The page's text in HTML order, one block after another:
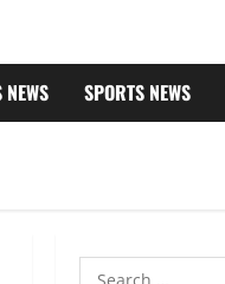
SPORTS NEWS
Search